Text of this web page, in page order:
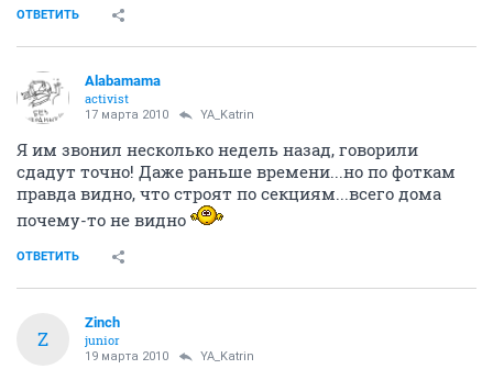
ОТВЕТИТЬ
Alabamama
activist
17 марта 2010 YA_Katrin
Я им звонил несколько недель назад, говорили
сдадут точно! Даже раньше времени...но по фоткам
правда видно, что строят по секциям...всего дома
почему-то не видно
ОТВЕТИТЬ
Z
Zinch
junior
19 марта 2010 YA_Katrin